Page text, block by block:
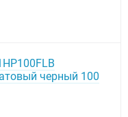
черный 100